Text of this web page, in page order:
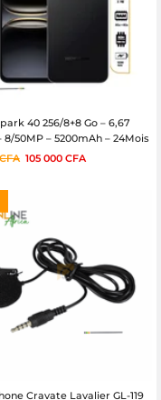
40 256/8+8 Go – 6,67
8/50MP – 5200mAh – 24Mois
105 000 CFA
Cravate Lavalier GL-119